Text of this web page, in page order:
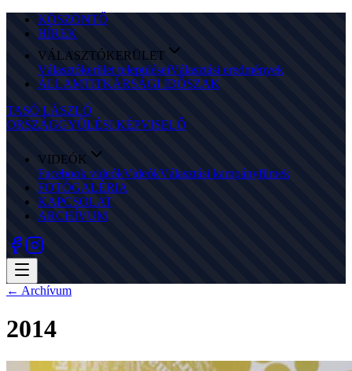
KÖSZÖNTŐ
HÍREK
VÁLASZTÓKERÜLET
Választókerület településeiVálasztási eredmények
ÁLLAMTITKÁRSÁGI IDŐSZAK
TASÓ LÁSZLÓ
ORSZÁGGYŰLÉSI KÉPVISELŐ
VIDEÓK
Facebook videókVideókVálasztási kampányfilmek
FOTÓGALÉRIA
KAPCSOLAT
ARCHÍVUM
← Archívum
2014